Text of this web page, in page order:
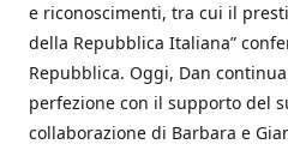
e riconoscimenti, tra cui il
della Repubblica Italiana”
Repubblica. Oggi, Dan
perfezione con il supporto del
collaborazione di Barbara e